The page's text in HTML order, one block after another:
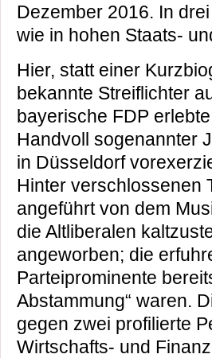
Dezember 2016. In
wie in hohen Staats-
Hier, statt einer
bekannte Streiflichter
bayerische FDP
Handvoll sogenannter
in Düsseldorf
Hinter verschlossenen
angeführt von dem
die Altliberalen
angeworben; die
Parteiprominente
Abstammung“ waren.
gegen zwei profilierte
Wirtschafts- und